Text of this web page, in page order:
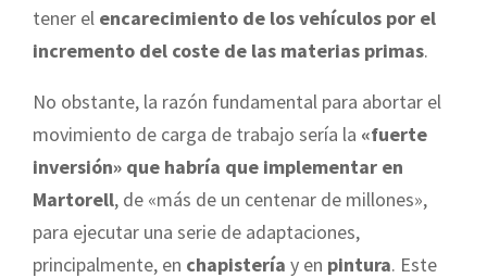
tener el encarecimiento de los vehículos por el
incremento del coste de las materias primas.
No obstante, la razón fundamental para abortar el
movimiento de carga de trabajo sería la «fuerte
inversión» que habría que implementar en
Martorell, de «más de un centenar de millones»,
para ejecutar una serie de adaptaciones,
principalmente, en chapistería y en pintura. Este